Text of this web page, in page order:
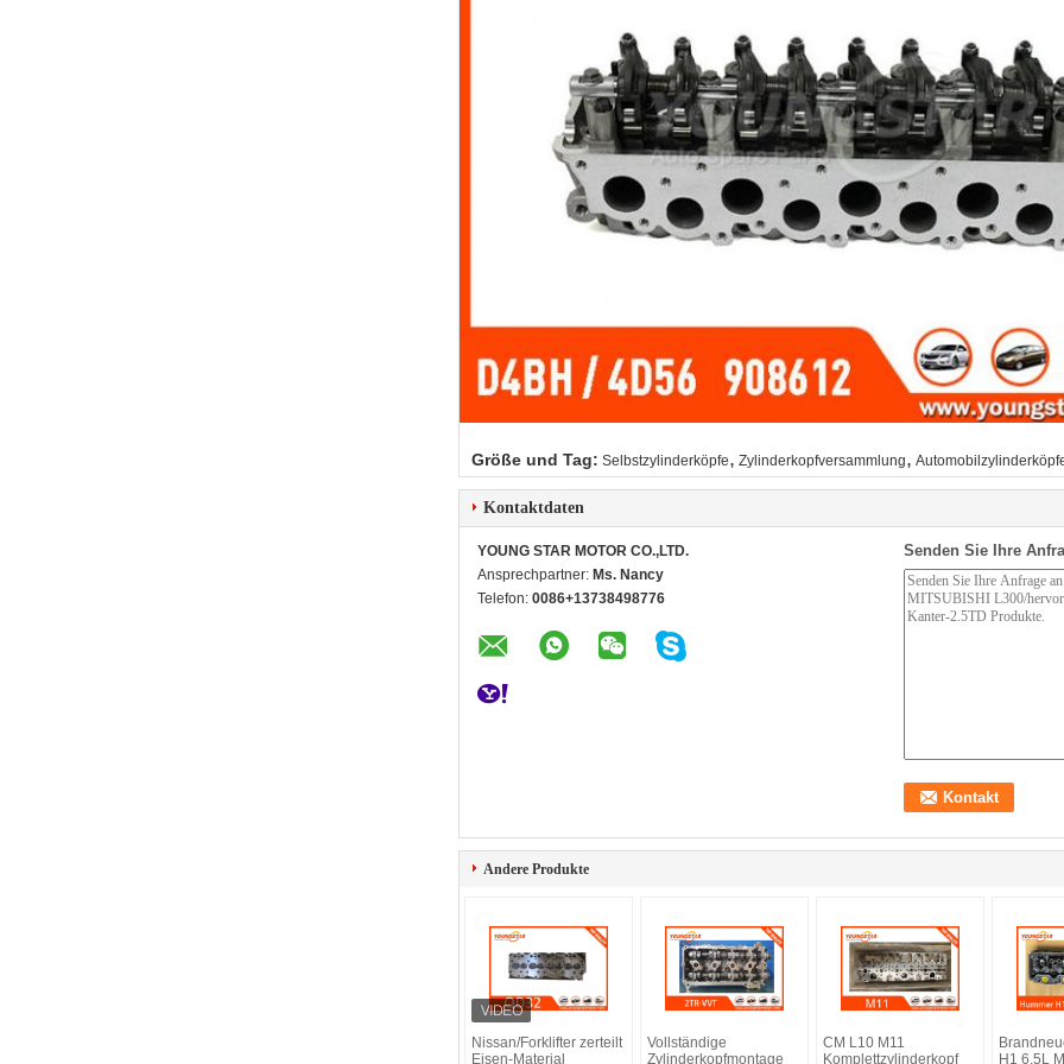
Größe und Tag: Selbstzylinderköpfe, Zylinderkopfversammlung,
Kontaktdaten
YOUNG STAR MOTOR CO.,LTD.
Ansprechpartner: Ms. Nancy
Telefon: 0086+13738498776
Senden Sie Ihre
Andere Produkte
Nissan/Forklifter zerteilt
Eisen-Material
Vollständige
Zylinderkopfmontage
CM L10 M11
Komplettzylinderkopf
H1 6,5L